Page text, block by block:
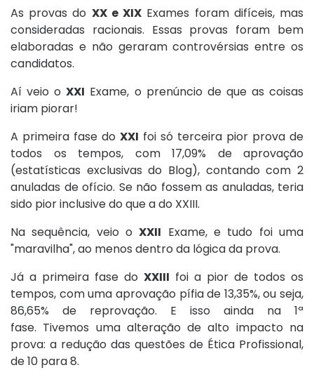
As provas do XX e XIX Exames foram difíceis, mas
consideradas racionais. Essas provas foram bem
elaboradas e não geraram controvérsias entre os
candidatos.
Aí veio oXXI Exame, o prenúncio de que as coisas
iriam piorar!
A primeira fase do XXI foi só terceira pior prova de
todos os tempos, com 17,09% de aprovação
(estatísticas exclusivas do Blog), contando com 2
anuladas de ofício. Se não fossem as anuladas, teria
sido pior inclusive do que a do XXIII.
Na sequência, veio oXXII Exame, e tudo foi uma
"maravilha", ao menos dentro da lógica da prova.
Já a primeira fase do XXIII foi a pior de todos os
tempos, com uma aprovação pífia de 13,35%, ou seja,
86,65% de reprovação. E isso ainda na 1ª
fase. Tivemos uma alteração de alto impacto na
prova: a redução das questões de Ética Profissional,
de 10 para 8.